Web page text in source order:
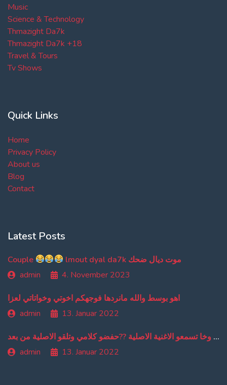
Music
Science & Technology
Thmazight Da7k
Thmazight Da7k +18
Travel & Tours
Tv Shows
Quick Links
Home
Privacy Policy
About us
Blog
Contact
Latest Posts
Couple
lmout dyal da7k موت ديال ضحك
admin
4. November 2023
اهو بوسط والله مانردها فوجهكم اخوتي وخواتاتي لعزا
admin
13. Januar 2022
من دبا غادي تبقاو تسمعو ترجمة ديالي وخا تسمعو الاغنية الاصلية ??حفضو كلامي وتلقو الاصلية من بعد
admin
13. Januar 2022